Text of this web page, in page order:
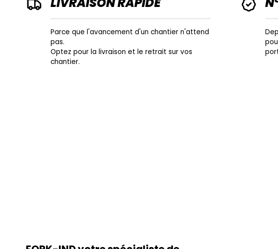
sur
page
produit
Parce que l'avancement d'un chantier n'attend
pas.
Optez pour la livraison et le retrait sur vos
chantier.